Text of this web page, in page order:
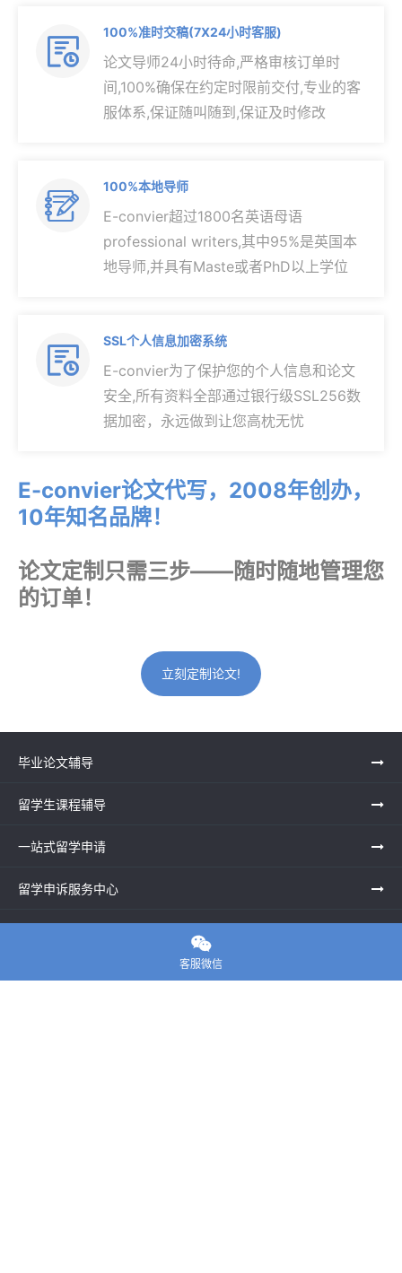

100%准时交稿(7X24小时客服)
论文导师24小时待命,严格审核订单时
间,100%确保在约定时限前交付,专业的客
服体系,保证随叫随到,保证及时修改

100%本地导师
E-convier超过1800名英语母语
professional writers,其中95%是英国本
地导师,并具有Maste或者PhD以上学位

SSL个人信息加密系统
E-convier为了保护您的个人信息和论文
安全,所有资料全部通过银行级SSL256数
据加密，永远做到让您高枕无忧
E-convier论文代写，2008年创办，
10年知名品牌！
论文定制只需三步——随时随地管理您
的订单！
立刻定制论文!
毕业论文辅导
留学生课程辅导
一站式留学申请
留学申诉服务中心

客服微信